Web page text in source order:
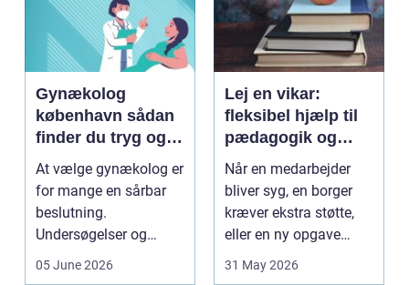
Gynækolog
københavn sådan
finder du tryg og
professionel hjælp
At vælge gynækolog er
for mange en sårbar
beslutning.
Undersøgelser og
behandlinger foregår i
05 June 2026
Lej en vikar:
fleksibel hjælp til
pædagogik og
sundhed
Når en medarbejder
bliver syg, en borger
kræver ekstra støtte,
eller en ny opgave
opstår fra dag til...
31 May 2026